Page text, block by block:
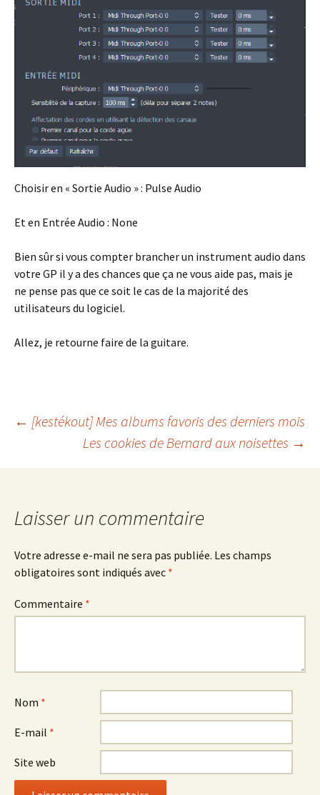
Choisir en « Sortie Audio » : Pulse Audio
Et en Entrée Audio : None
Bien sûr si vous compter brancher un instrument audio dans
votre GP il y a des chances que ça ne vous aide pas, mais je
ne pense pas que ce soit le cas de la majorité des
utilisateurs du logiciel.
Allez, je retourne faire de la guitare.
Navigation
des
articles
← [kestékout] Mes albums favoris des derniers mois
Les cookies de Bernard aux noisettes →
Laisser un commentaire
Votre adresse e-mail ne sera pas publiée. Les champs
obligatoires sont indiqués avec *
Commentaire *
Nom *
E-mail *
Site web